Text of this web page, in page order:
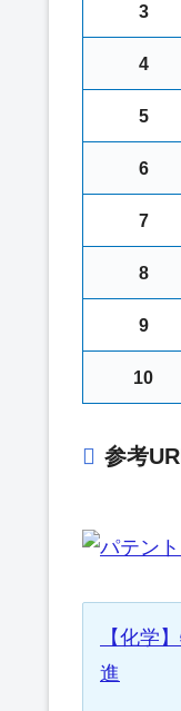
3
4
5
6
7
8
9
10
参考
【化学
進